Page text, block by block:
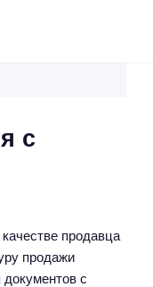
с
продавца
продажи
с